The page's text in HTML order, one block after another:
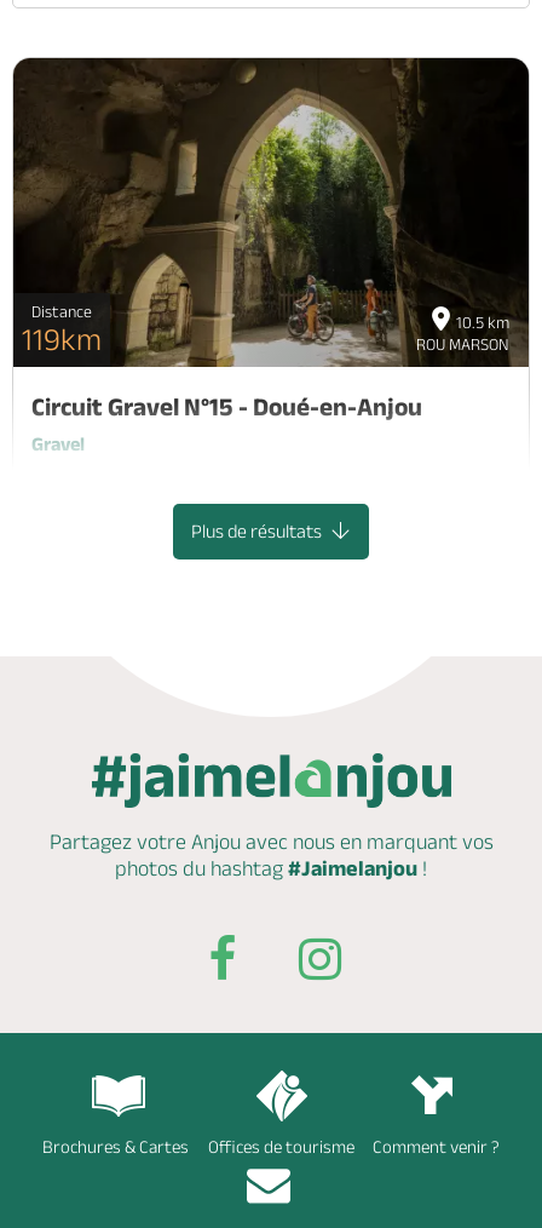
10.5 km
ROU MARSON
Distance
119km
Circuit Gravel N°15 - Doué-en-Anjou
Gravel
Plus de résultats
Partagez votre Anjou avec nous en marquantvos
photos du hashtag #Jaimelanjou !
Brochures & Cartes Offices de tourisme Comment venir ?